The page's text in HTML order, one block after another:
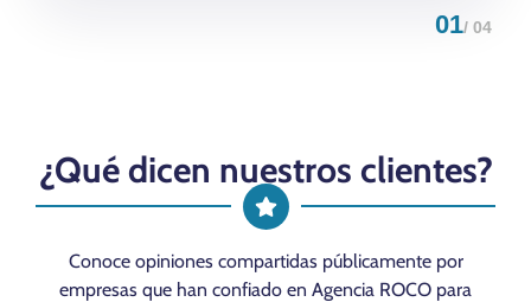
01/ 04
¿Qué dicen nuestros clientes?
Conoce opiniones compartidas públicamente por
empresas que han confiado en Agencia ROCO para